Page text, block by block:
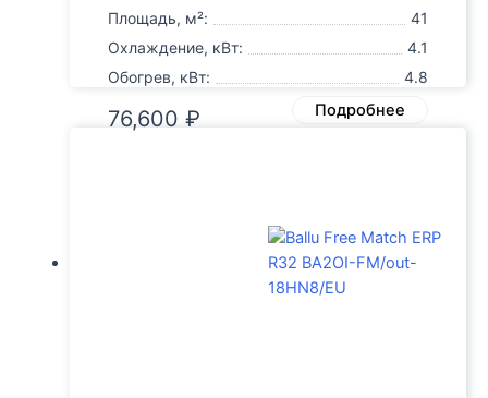
Площадь, м²:
41
Охлаждение, кВт:
4.1
Обогрев, кВт:
4.8
76,600 ₽ Подробнее